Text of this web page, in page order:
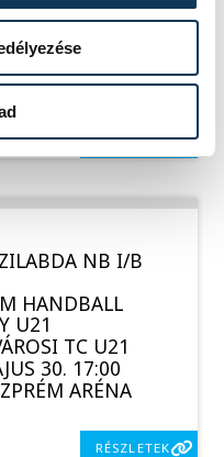
U21
23. 18:00
RÉSZLETEK
NB I/B
HANDBALL
U21
TC U21
30. 17:00
ARÉNA
RÉSZLETEK